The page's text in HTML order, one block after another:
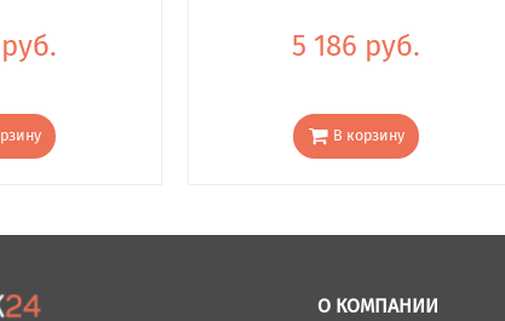
5 186 руб.
В корзину
О КОМПАНИИ